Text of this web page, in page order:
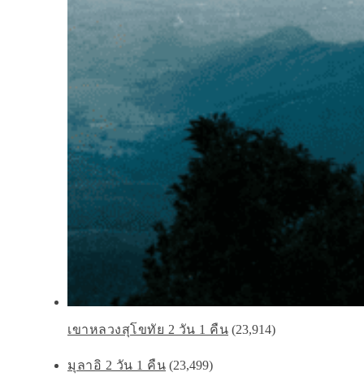
เขาหลวงสุโขทัย 2 วัน 1 คืน (23,914)
มุลาอิ 2 วัน 1 คืน (23,499)